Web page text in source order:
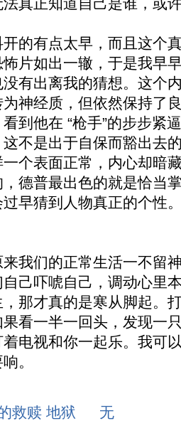
的有点太早，而且这个
片如出一辙，于是我早
有出离我的猜想。这个
神经质，但依然保持了
到他在 “枪手”的步步紧
不是出于自保而豁出去
个表面正常，内心却暗
德普最出色的就是恰当
早猜到人物真正的个性
们的正常生活一不留神
己吓唬自己，调动心里
那才真的是寒从脚起。
果看一半一回头，发现一
电视和你一起乐。我可
。
救赎 地狱 无